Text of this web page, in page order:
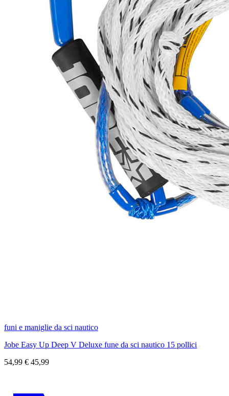
funi e maniglie da sci nautico
Jobe Easy Up Deep V Deluxe fune da sci nautico 15 pollici
54,99 € 45,99